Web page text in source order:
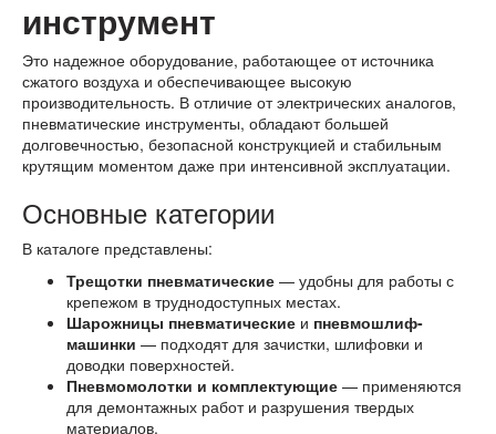
инструмент
Это надежное оборудование, работающее от источника
сжатого воздуха и обеспечивающее высокую
производительность. В отличие от электрических аналогов,
пневматические инструменты, обладают большей
долговечностью, безопасной конструкцией и стабильным
крутящим моментом даже при интенсивной эксплуатации.
Основные категории
В каталоге представлены:
Трещотки пневматические — удобны для работы с
крепежом в труднодоступных местах.
Шарожницы пневматические и пневмошлиф-
машинки — подходят для зачистки, шлифовки и
доводки поверхностей.
Пневмомолотки и комплектующие — применяются
для демонтажных работ и разрушения твердых
материалов.